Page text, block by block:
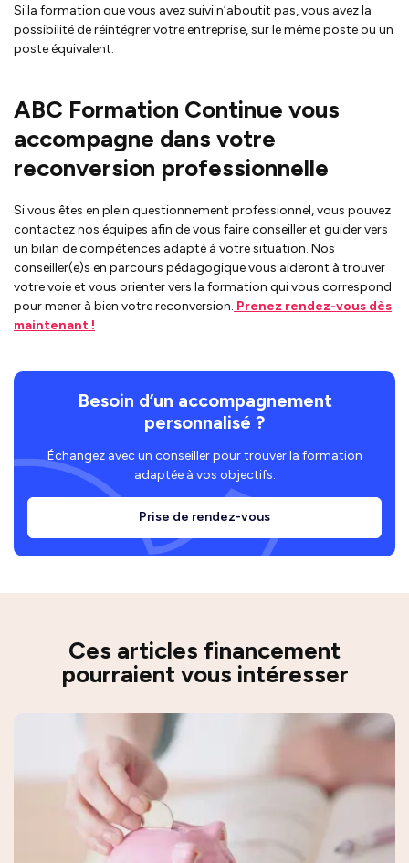
Si la formation que vous avez suivi n’aboutit pas, vous avez la
possibilité de réintégrer votre entreprise, sur le même poste ou un
poste équivalent.
ABC Formation Continue vous
accompagne dans votre
reconversion professionnelle
Si vous êtes en plein questionnement professionnel, vous pouvez
contactez nos équipes afin de vous faire conseiller et guider vers
un bilan de compétences adapté à votre situation. Nos
conseiller(e)s en parcours pédagogique vous aideront à trouver
votre voie et vous orienter vers la formation qui vous correspond
pour mener à bien votre reconversion. Prenez rendez-vous dès
maintenant !
Besoin d’un accompagnement
personnalisé ?
Échangez avec un conseiller pour trouver la formation
adaptée à vos objectifs.
Prise de rendez-vous
Ces articles financement
pourraient vous intéresser